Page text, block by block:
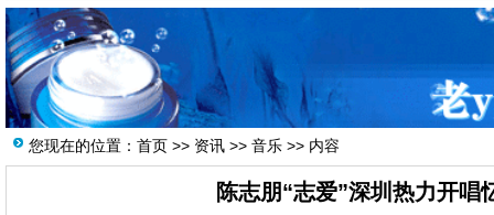
您现在的位置： 首页 >> 资讯 >> 音乐 >> 内容
陈志朋“志爱”深圳热力开唱